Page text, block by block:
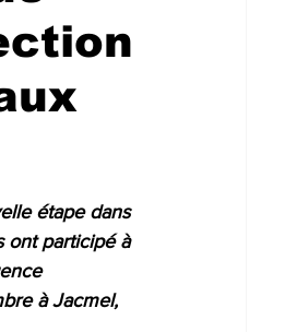
étape dans
ont participé à
à Jacmel,